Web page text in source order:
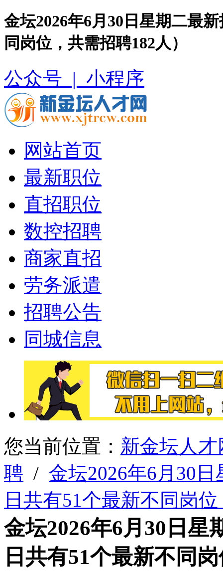
金坛2026年6月30日星期二最
同岗位，共需招聘182人）
公众号 | 小程序
网站首页
最新职位
直招职位
数控招聘
商家直招
劳务派遣
招聘公告
同城信息
您当前位置： 新金坛人才
聘 / 金坛2026年6月30
日共有51个最新不同岗
金坛2026年6月30日星
日共有51个最新不同